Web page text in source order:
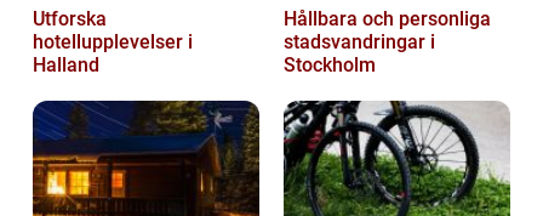
Utforska
hotellupplevelser i
Halland
Hållbara och personliga
stadsvandringar i
Stockholm